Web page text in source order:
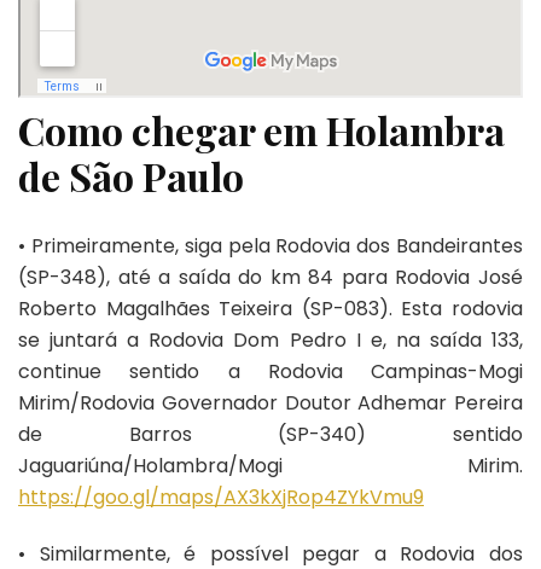
Como chegar em Holambra
de São Paulo
• Primeiramente, siga pela Rodovia dos Bandeirantes
(SP-348), até a saída do km 84 para Rodovia José
Roberto Magalhães Teixeira (SP-083). Esta rodovia
se juntará a Rodovia Dom Pedro I e, na saída 133,
continue sentido a Rodovia Campinas-Mogi
Mirim/Rodovia Governador Doutor Adhemar Pereira
de Barros (SP-340) sentido
Jaguariúna/Holambra/Mogi Mirim.
https://goo.gl/maps/AX3kXjRop4ZYkVmu9
• Similarmente, é possível pegar a Rodovia dos